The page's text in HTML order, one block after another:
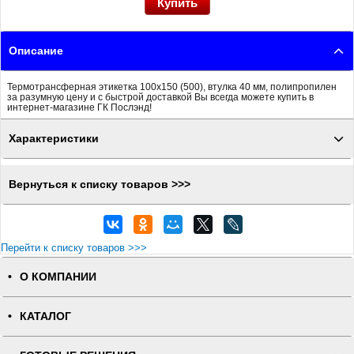
Описание
Термотрансферная этикетка 100x150 (500), втулка 40 мм, полипропилен
за разумную цену и с быстрой доставкой Вы всегда можете купить в
интернет-магазине ГК Послэнд!
Характеристики
Вернуться к списку товаров >>>
Перейти к списку товаров >>>
О КОМПАНИИ
КАТАЛОГ